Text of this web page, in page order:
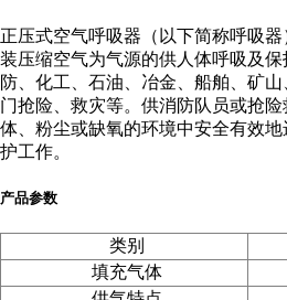
正压式空气呼吸器（以下简称呼吸
装压缩空气为气源的供人体呼吸及
防、化工、石油、冶金、船舶、矿
门抢险、救灾等。供消防队员或抢
体、粉尘或缺氧的环境中安全有效
护工作。
产品参数
类别
填充气体